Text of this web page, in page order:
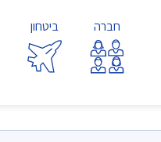
חברה ביטחון